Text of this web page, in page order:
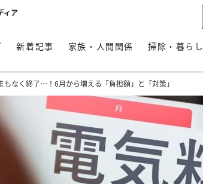
ィア
新着記事 家族・人間関係 掃除・暮らし
もなく終了…！6月から増える「負担額」と「対策」